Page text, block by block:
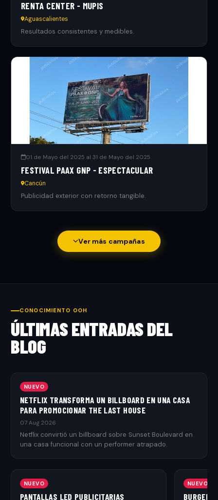
RENTA CENTER - MUPIS
Aguascalientes
Resultados consistentes y medibles.
01 de Mayo del 2025 al 31 de Mayo del 2025
FESTIVAL PAAX GNP - ESPECTACULAR
Cancún
Publicidad exterior con retorno tangible.
Ver más campañas
CONOCIMIENTO OOH
ÚLTIMAS ENTRADAS DEL
BLOG
NUEVO
NETFLIX TRANSFORMA UN BILLBOARD EN UNA CASA
PARA PROMOCIONAR THE LAST HOUSE
07 Aug 2026
Netflix convirtió un billboard sobre Sunset Boulevard en
una casa funcional con un performer atrapado.
NUEVO
PANTALLAS LED PUBLICITARIAS
NUEVO
BURGER